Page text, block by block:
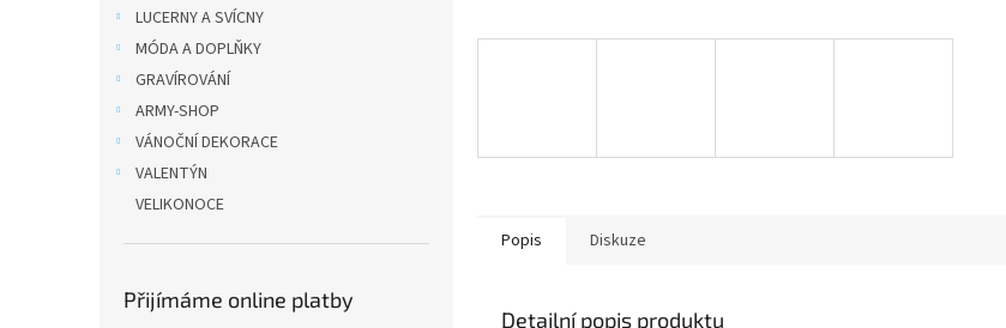
LUCERNY A SVÍCNY
MÓDA A DOPLŇKY
GRAVÍROVÁNÍ
ARMY-SHOP
VÁNOČNÍ DEKORACE
VALENTÝN
VELIKONOCE
Přijímáme online platby
Popis Diskuze
Detailní popis produktu